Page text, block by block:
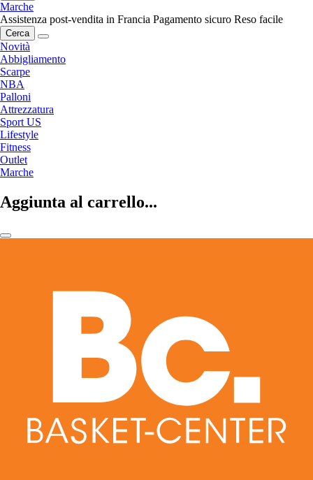
Marche
Assistenza post-vendita in Francia Pagamento sicuro Reso facile
Cerca
Novità
Abbigliamento
Scarpe
NBA
Palloni
Attrezzatura
Sport US
Lifestyle
Fitness
Outlet
Marche
Aggiunta al carrello...